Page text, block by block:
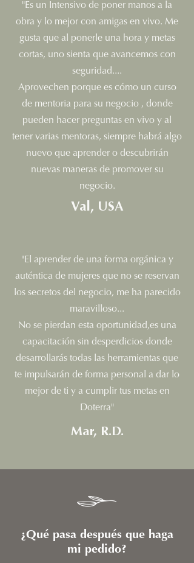
"Es un Intensivo de poner manos a la
obra y lo mejor con amigas en vivo. Me
gusta que al ponerle una hora y metas
cortas, uno sienta que avancemos con
seguridad....⁠⁠
Aprovechen porque es cómo un curso
de mentoria para su negocio , donde
pueden hacer preguntas en vivo y al
tener varias mentoras, siempre habrá algo
nuevo que aprender o descubrirán
nuevas maneras de promover su
negocio.
Val, USA
"El aprender de una forma orgánica y
auténtica de mujeres que no se reservan
los secretos del negocio, me ha parecido
maravilloso...
No se pierdan esta oportunidad,es una
capacitación sin desperdicios donde
desarrollarás todas las herramientas que
te impulsarán de forma personal a dar lo
mejor de ti y a cumplir tus metas en
Doterra"
Mar, R.D.
¿Qué pasa después que haga
mi pedido?